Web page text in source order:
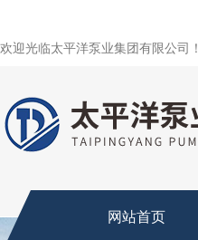
欢迎光临太平洋泵业集团有限公司！
网站首页